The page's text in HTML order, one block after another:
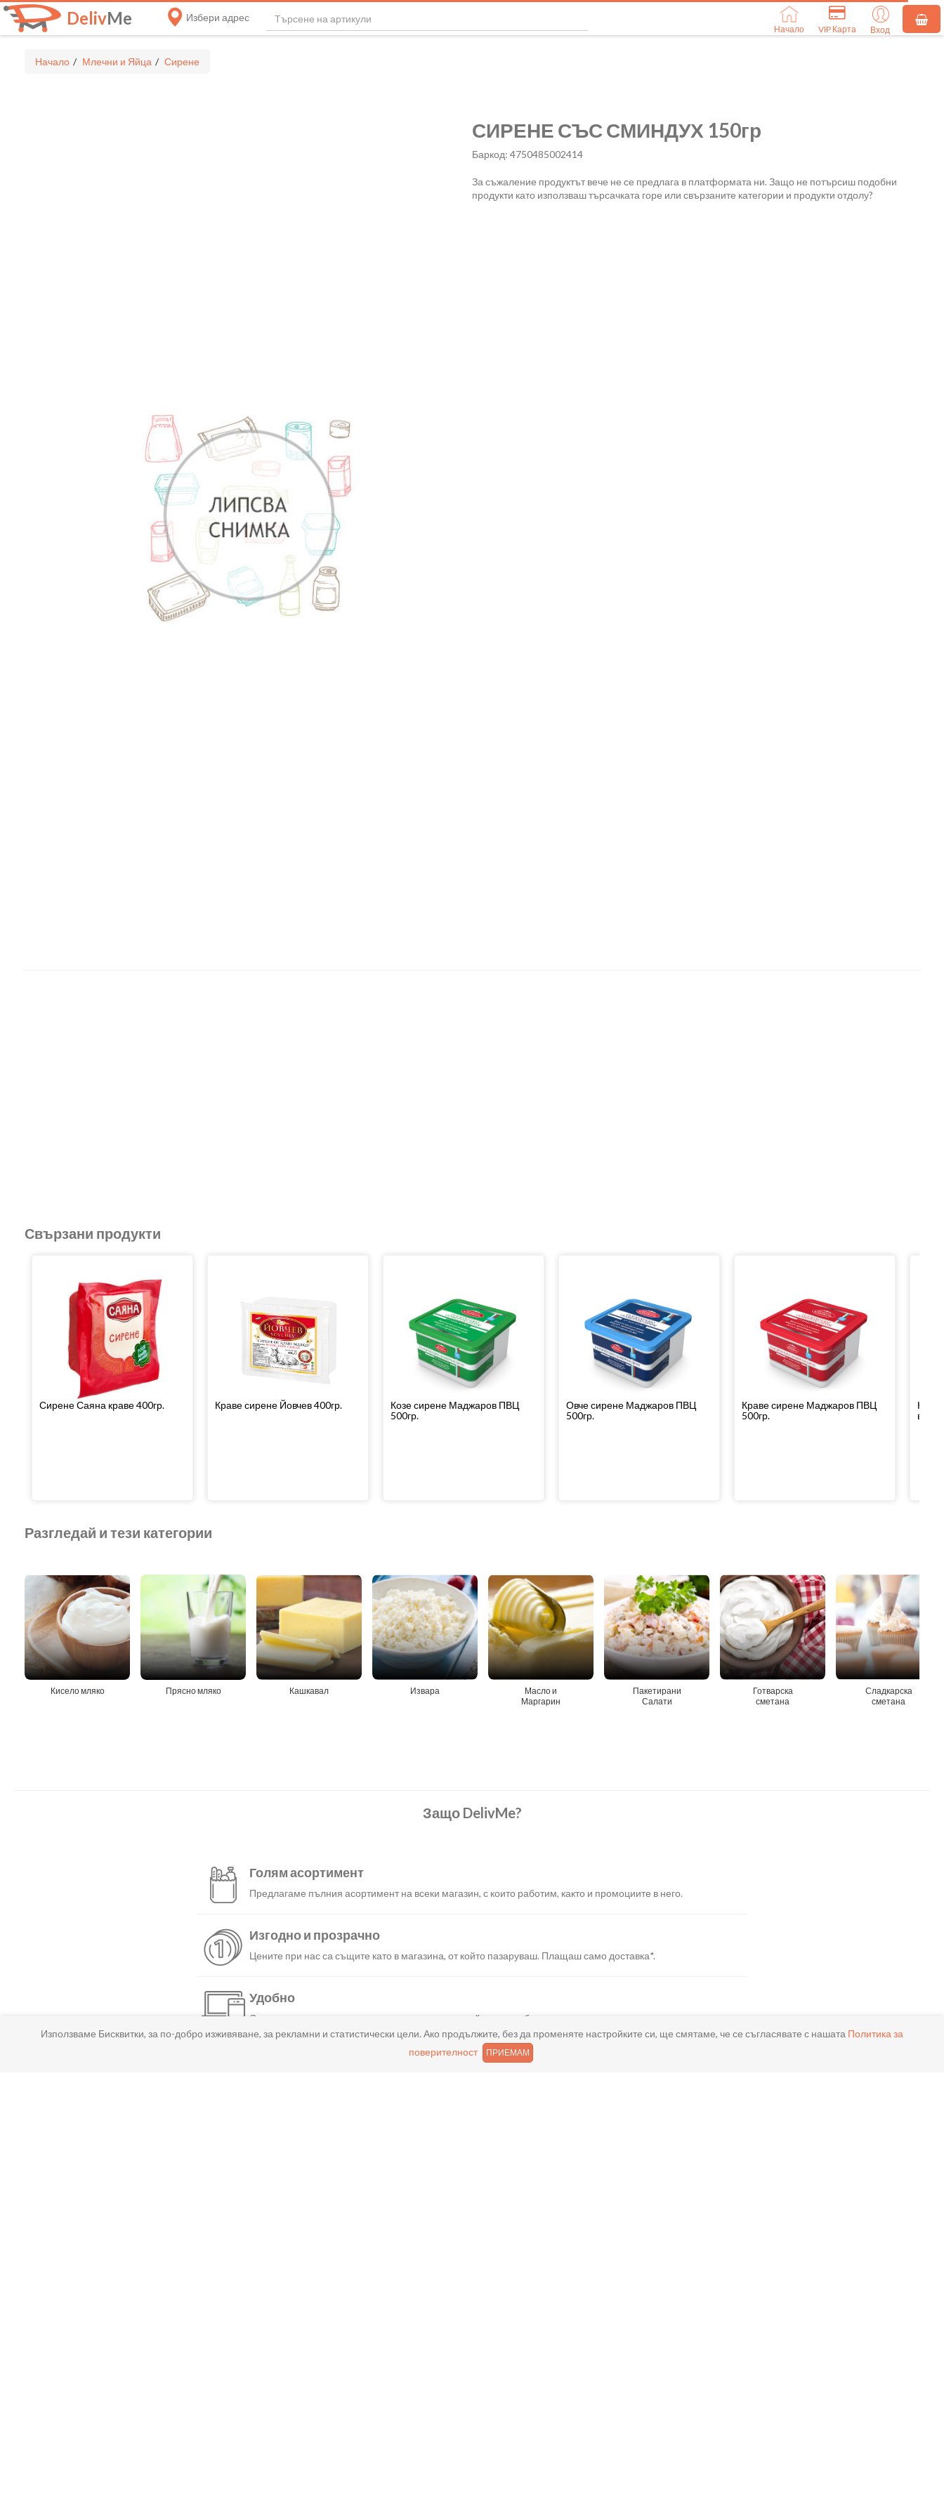
DelivMe Избери адрес
Начало VIP Карта Вход
Начало Млечни и Яйца Сирене
СИРЕНЕ СЪС СМИНДУХ 150гр
Баркод: 4750485002414
За съжаление продуктът вече не се предлага в платформата ни. Защо не потърсиш подобни
продукти като използваш търсачката горе или свързаните категории и продукти отдолу?
Свързани продукти
Сирене Саяна краве 400гр. Краве сирене Йовчев 400гр.
Козе сирене Маджаров ПВЦ
500гр.
Овче сирене Маджаров ПВЦ
500гр.
Краве сирене Маджаров ПВЦ
500гр.
Разгледай и тези категории
Кисело мляко Прясно мляко Кашкавал Извара
Масло и
Маргарин
Пакетирани
Салати
Готварска
сметана
Сладкарска
сметана
Защо DelivMe?
Голям асортимент
Предлагаме пълния асортимент на всеки магазин, с които работим, както и промоциите в него.
Изгодно и прозрачно
Цените при нас са същите като в магазина, от който пазаруваш. Плащаш само доставка*.
Удобно
С няколко натискания създаваш поръчка, през сайта или мобилните ни приложения.
Използваме Бисквитки, за по-добро изживяване, за рекламни и статистически цели. Ако продължите, без да променяте настройките си, ще смятаме, че се съгласявате с нашата Политика за
поверителност
ПРИЕМАМ